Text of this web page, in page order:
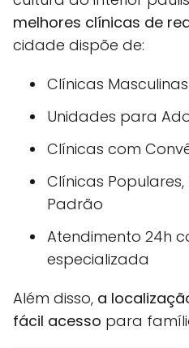
melhores clínicas de
cidade dispõe de:
Clínicas
Unidades para
Clínicas com
Clínicas
Padrão
Atendimento 24h
especializada
Além disso, a
fácil acesso para